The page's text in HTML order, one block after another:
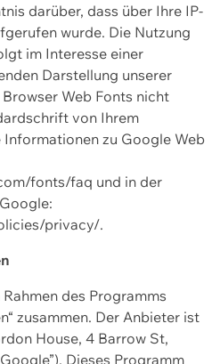
darüber, dass über Ihre IP-
wurde. Die Nutzung
im Interesse einer
Darstellung unserer
Web Fonts nicht
von Ihrem
zu Google Web
fonts/faq und in der
privacy/.
des Programms
zusammen. Der Anbieter ist
House, 4 Barrow St,
Dieses Programm